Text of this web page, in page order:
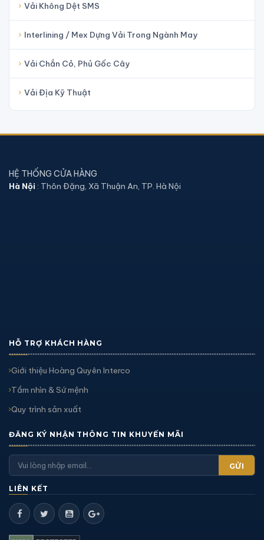
Vải Không Dệt SMS
Interlining / Mex Dựng Vải Trong Ngành May
Vải Chắn Cỏ, Phủ Gốc Cây
Vải Địa Kỹ Thuật
HỆ THỐNG CỬA HÀNG
Hà Nội : Thôn Đặng, Xã Thuận An, TP. Hà Nội
HỖ TRỢ KHÁCH HÀNG
Giới thiệu Hoàng Quyên Interco
Tầm nhìn & Sứ mệnh
Quy trình sản xuất
ĐĂNG KÝ NHẬN THÔNG TIN KHUYẾN MÃI
GỬI
LIÊN KẾT